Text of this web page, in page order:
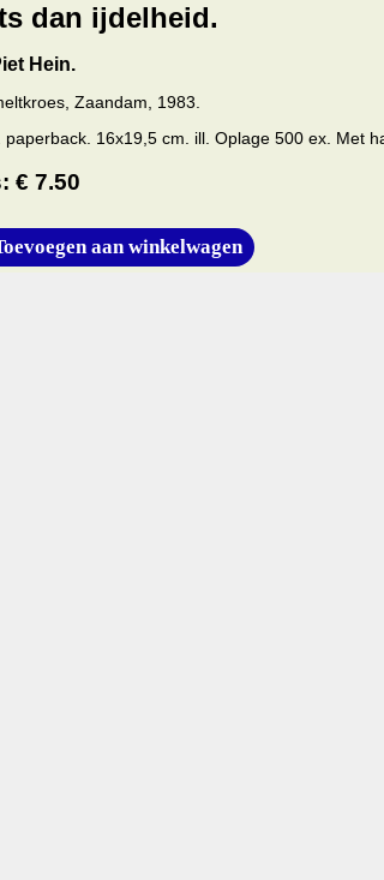
dan ijdelheid.
Hein.
Zaandam, 1983.
paperback. 16x19,5 cm. ill. Oplage 500 ex. Met
€ 7.50
aan winkelwagen